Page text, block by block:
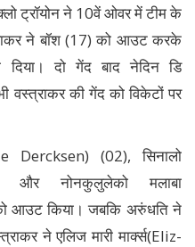
ट्रॉयोन ने 10वें ओवर में टीम के
ने बॉश (17) को आउट करके
दिया। दो गेंद बाद नेदिन डि
की गेंद को विकेटों पर
Dercksen) (02), सिनालो
और नोनकुलुलेको मलाबा
किया। जबकि अरुंधति ने
ने एलिज मारी मार्क्स(Eliz-